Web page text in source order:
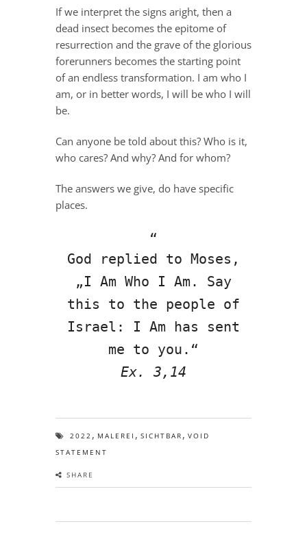
If we interpret the signs aright, then a
dead insect becomes the epitome of
resurrection and the grave of the glorious
forerunners becomes the starting point
of an endless transformation. I am who I
am, or in better words, I will be who I will
be.
Can anyone be told about this? Who is it,
who cares? And why? And for whom?
The answers we give, do have specific
places.
God replied to Moses,
„I Am Who I Am. Say
this to the people of
Israel: I Am has sent
me to you.“
Ex. 3,14
2022 , MALEREI , SICHTBAR , VOID
STATEMENT
SHARE